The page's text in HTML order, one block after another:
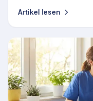
Artikel lesen